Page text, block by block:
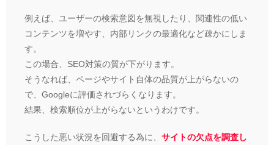
例えば、ユーザーの検索意図を無視したり、関連性の低い
コンテンツを増やす、内部リンクの最適化など疎かにしま
す。
この場合、SEO対策の質が下がります。
そうなれば、ページやサイト自体の品質が上がらないの
で、Googleに評価されづらくなります。
結果、検索順位が上がらないというわけです。
こうした悪い状況を回避する為に、 サイトの欠点を調査し